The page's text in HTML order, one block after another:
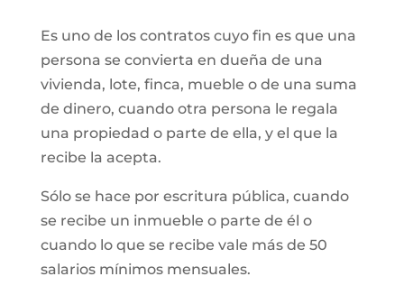
Es uno de los contratos cuyo fin es que una
persona se convierta en dueña de una
vivienda, lote, finca, mueble o de una suma
de dinero, cuando otra persona le regala
una propiedad o parte de ella, y el que la
recibe la acepta.
Sólo se hace por escritura pública, cuando
se recibe un inmueble o parte de él o
cuando lo que se recibe vale más de 50
salarios mínimos mensuales.